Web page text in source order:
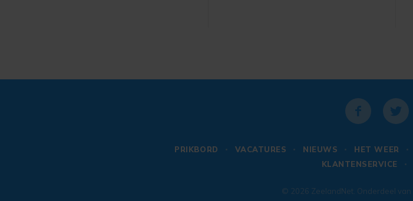
PRIKBORD VACATURES NIEUWS HET WEER
KLANTENSERVICE
© 2026 ZeelandNet . Onderdeel van